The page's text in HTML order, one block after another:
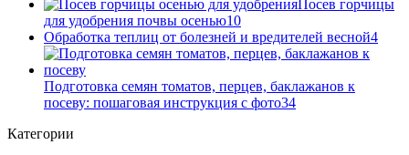
Посев горчицы
для удобрения почвы осенью10
Обработка теплиц от болезней и вредителей весной4
Подготовка семян томатов, перцев, баклажанов к
посеву: пошаговая инструкция с фото34
Категории